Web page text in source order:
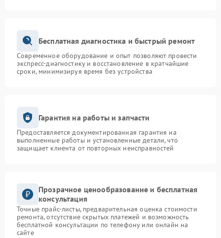
Бесплатная диагностика и быстрый ремонт
Современное оборудование и опыт позволяют провести
экспресс-диагностику и восстановление в кратчайшие
сроки, минимизируя время без устройства
Гарантия на работы и запчасти
Предоставляется документированная гарантия на
выполненные работы и установленные детали, что
защищает клиента от повторных неисправностей
Прозрачное ценообразование и бесплатная
консультация
Точные прайс-листы, предварительная оценка стоимости
ремонта, отсутствие скрытых платежей и возможность
бесплатной консультации по телефону или онлайн на
сайте